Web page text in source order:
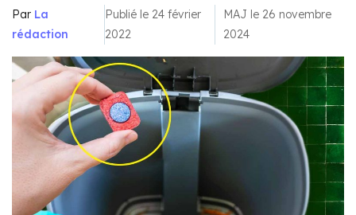
Par La
rédaction
Publié le 24 février
2022
MAJ le 26 novembre
2024